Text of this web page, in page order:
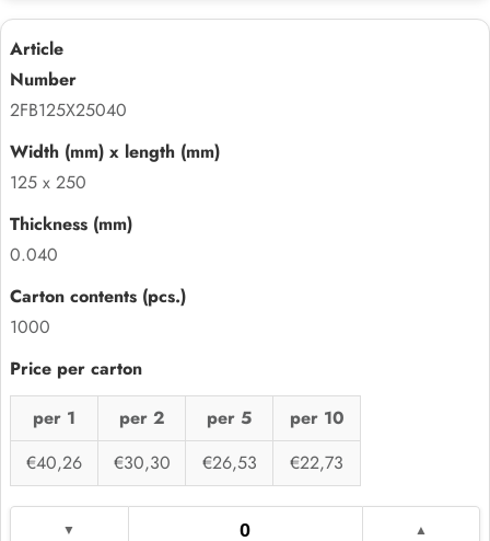
2FB125X25040
125 x 250
0.040
1000
per 1 per 2 per 5
per 10
€40,26
€30,30 €26,53 €22,73